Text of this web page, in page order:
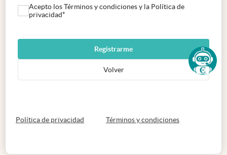
Acepto los Términos y condiciones y la Política de
privacidad*
Registrarme
Volver
Política de privacidad abre en nueva pestaña
Términos y condicionesabre en nueva